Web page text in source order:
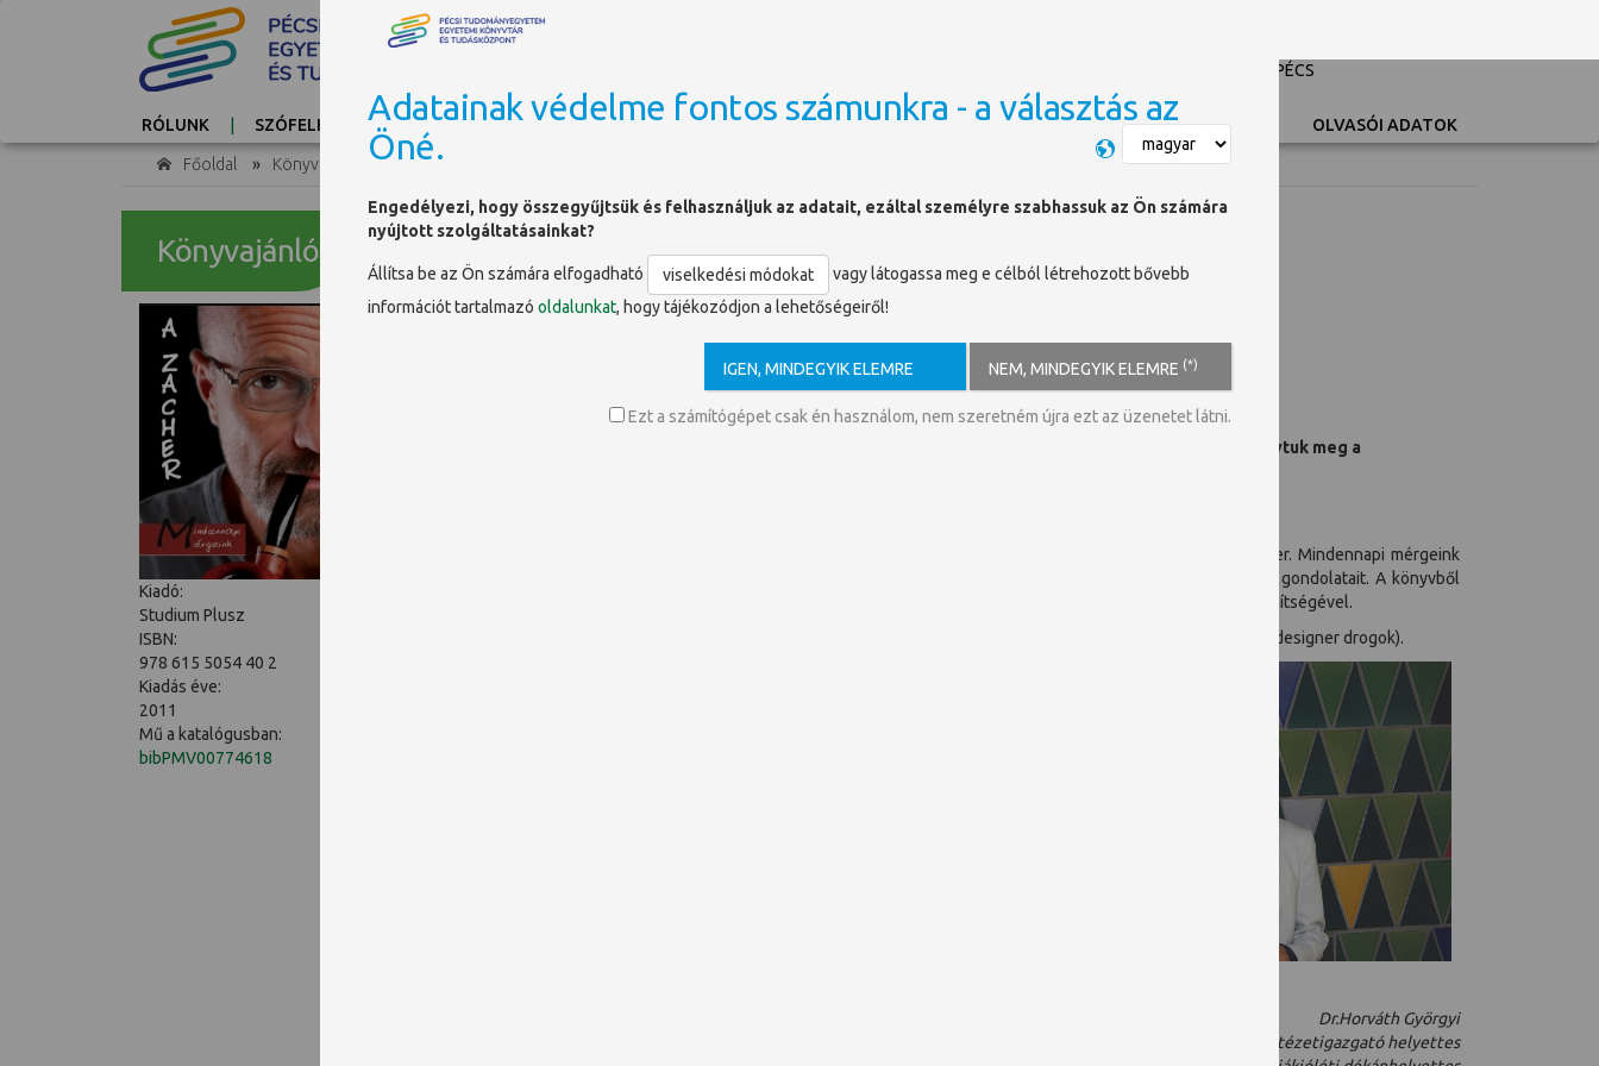
UNIVERSITY OF PÉCS
RÓLUNK SZÓFELHŐ KAPCSOLAT OLDALTÉRKÉP Switch language OLVASÓI ADATOK
Főoldal » Könyvajánlók
Könyvajánló
Kiadó:
Studium Plusz
ISBN:
978 615 5054 40 2
Kiadás éve:
2011
Mű a katalógusban:
bibPMV00774618
Dr. Zacher Gábor–Dr. Karizs Tamás
Azt hiszem, Dr. Zacher Gábor toxikológus–főorvost senkinek sem kell bemutatni. Pár évvel ezelőtt előadóként hívtuk meg a
Előadása hatalmas sikert aratott oktató kollégáink és hallgatóink körében egyaránt. Akkor hívta fel figyelmünket A Zacher. Mindennapi mérgeink
című könyvére. Azóta már kétszer is elolvastam. Szerzőtársa legjobb gyermekkori barátja, akivel őszintén osztotta meg gondolatait. A könyvből
kiderül, hogyan lett toxikológus Dr. Zacher Gábor, majd mindennapi munkájába enged bepillantást nyújtani saját „sztorik” segítségével.
Megtudhatjuk, mit is nevez a szakma drognak, bemutatásra kerülnek a „klasszikus kábítószerek” és a „modern változatok” (designer drogok).
Dr.Horváth Györgyi
egyetemi docens, intézetigazgató helyettes
Adatainak védelme fontos számunkra - a választás az
Öné.
Engedélyezi, hogy összegyűjtsük és felhasználjuk az adatait, ezáltal személyre szabhassuk az Ön számára
nyújtott szolgáltatásainkat?
Állítsa be az Ön számára elfogadható viselkedési módokat
vagy látogassa meg e célból létrehozott bővebb
információt tartalmazóoldalunkat, hogy tájékozódjon a lehetőségeiről!
IGEN, MINDEGYIK ELEMRE NEM, MINDEGYIK ELEMRE (*)
Ezt a számítógépet csak én használom, nem szeretném újra ezt az üzenetet látni.